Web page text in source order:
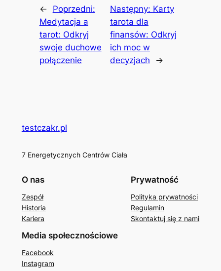
←
Poprzedni:
Medytacja a
tarot: Odkryj
swoje duchowe
połączenie
Następny: Karty
tarota dla
finansów: Odkryj
ich moc w
decyzjach
→
testczakr.pl
7 Energetycznych Centrów Ciała
O nas
Zespół
Historia
Kariera
Prywatność
Polityka prywatności
Regulamin
Skontaktuj się z nami
Media społecznościowe
Facebook
Instagram